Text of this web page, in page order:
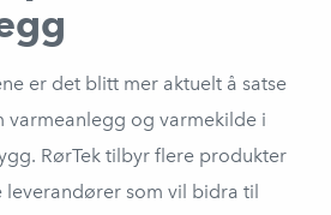
er det blitt mer aktuelt å satse
varmeanlegg og varmekilde i
RørTek tilbyr flere produkter
leverandører som vil bidra til